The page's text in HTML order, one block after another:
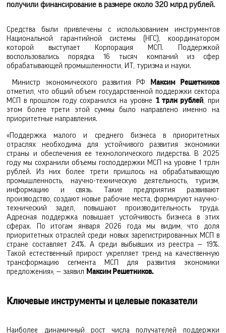
получили финансирование в размере около 320 млрд рублей.
Средства были привлечены с использованием инструментов
Национальной гарантийной системы (НГС), координатором
которой выступает Корпорация МСП. Поддержкой
воспользовались порядка 16 тысяч компаний из сфер
обрабатывающей промышленности, ИТ, туризма и науки.
Министр экономического развития РФ
Максим Решетников
отметил, что общий объем государственной поддержки сектора
МСП в прошлом году сохранился на уровне 1 трлн рублей, при
этом более трети этой суммы было направлено именно на
приоритетные направления.
«Поддержка малого и среднего бизнеса в приоритетных
отраслях необходима для устойчивого развития экономики
страны и обеспечения ее технологического лидерства. В 2025
году мы сохранили объемы господдержки МСП на уровне 1 трлн
рублей. Из них более трети пришлось на обрабатывающую
промышленность, научно-техническую деятельность, туризм,
информацию и связь. Такие предприятия развивают
производство, создают новые рабочие места, формируют научно-
технический задел, повышают производительность труда.
Адресная поддержка повышает устойчивость бизнеса в этих
сферах. По итогам января 2026 года мы видим, что доля
приоритетных отраслей среди новых зарегистрированных МСП в
стране составляет 24%. А среди выбывших из реестра — 19%.
Такой естественный прирост укрепляет тренд на качественную
трансформацию сегмента МСП для развития экономики
предложения», — заявил Максим Решетников.
Ключевые инструменты и целевые показатели
Наиболее динамичный рост числа получателей поддержки